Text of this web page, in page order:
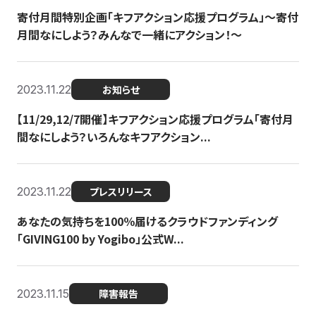
寄付月間特別企画「キフアクション応援プログラム」〜寄付
月間なにしよう？みんなで一緒にアクション！〜
2023.11.22 お知らせ
【11/29,12/7開催】キフアクション応援プログラム「寄付月
間なにしよう？いろんなキフアクション...
2023.11.22 プレスリリース
あなたの気持ちを100％届けるクラウドファンディング
「GIVING100 by Yogibo」公式W...
2023.11.15 障害報告